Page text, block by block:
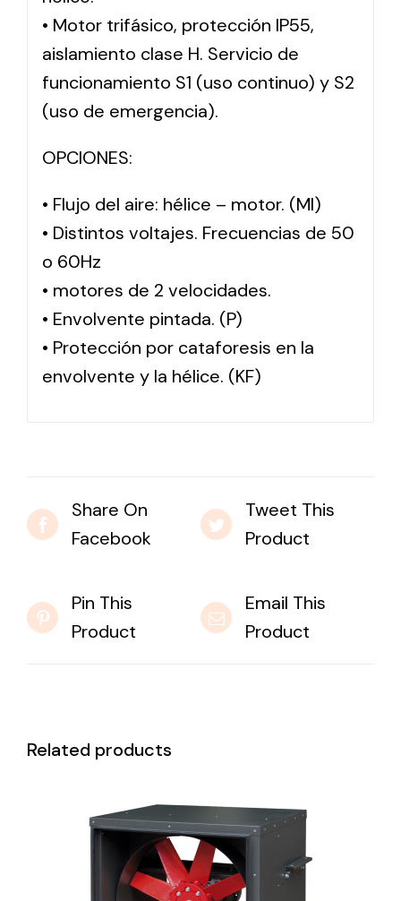
• Motor trifásico, protección IP55,
aislamiento clase H. Servicio de
funcionamiento S1 (uso continuo) y S2
(uso de emergencia).
OPCIONES:
• Flujo del aire: hélice – motor. (MI)
• Distintos voltajes. Frecuencias de 50
o 60Hz
• motores de 2 velocidades.
• Envolvente pintada. (P)
• Protección por cataforesis en la
envolvente y la hélice. (KF)
Share On
Facebook
Tweet This
Product
Pin This
Product
Email This
Product
Related products